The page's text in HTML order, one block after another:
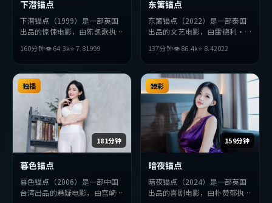
下潜锚点
下潜锚点（1999）是一部英国
出品的惊悚电影，由陈凯歌执
演。影片在叙事与视听上力求突
破，探讨人性与抉择，节奏张弛
有度，适合喜欢该类型的观众完
整观看。
160分钟👁64.3k⭐7.81999
东篱锚点
东篱锚点（2022）是一部泰国
出品的文艺电影，由雷德利·
等主演。影片在叙事与视听上力
求突破，探讨人性与抉择，节奏
张弛有度，适合喜欢该类型的观
众完整观看。
137分钟👁86.4k⭐ 8.42022
181分钟
独播
暮色锚点
暮色锚点（2006）是一部中国
台湾出品的悬疑电影，由宫崎骏
159分钟
臻彩
暗夜锚点
暗夜锚点（2024）是一部英国
出品的喜剧电影，由朴赞郁执